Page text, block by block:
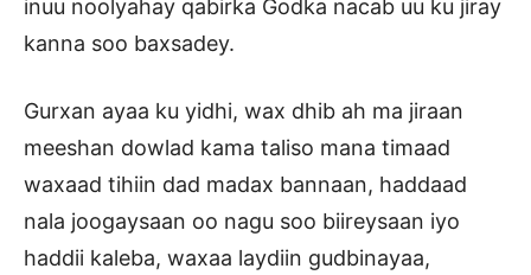
inuu noolyahay qabirka Godka nacab uu ku jiray
kanna soo baxsadey.
Gurxan ayaa ku yidhi, wax dhib ah ma jiraan
meeshan dowlad kama taliso mana timaad
waxaad tihiin dad madax bannaan, haddaad
nala joogaysaan oo nagu soo biireysaan iyo
haddii kaleba, waxaa laydiin gudbinayaa,